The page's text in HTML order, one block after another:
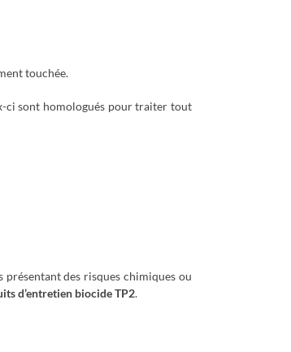
touchée.
ci sont homologués pour traiter tout
des risques chimiques ou
d’entretien biocide TP2.